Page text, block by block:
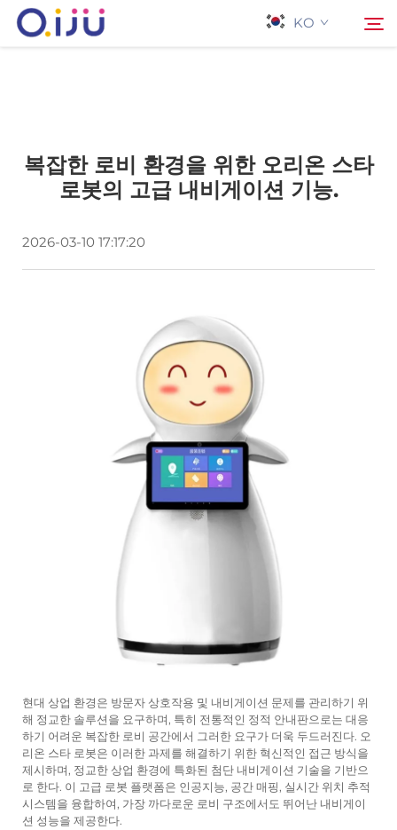
KO
회사 소개
응용 프로그램
복잡한 로비 환경을 위한 오리온 스타
로봇의 고급 내비게이션 기능.
2026-03-10 17:17:20
현대 상업 환경은 방문자 상호작용 및 내비게이션 문제를 관리하기 위
해 정교한 솔루션을 요구하며, 특히 전통적인 정적 안내판으로는 대응
하기 어려운 복잡한 로비 공간에서 그러한 요구가 더욱 두드러진다. 오
리온 스타 로봇은 이러한 과제를 해결하기 위한 혁신적인 접근 방식을
제시하며, 정교한 상업 환경에 특화된 첨단 내비게이션 기술을 기반으
로 한다. 이 고급 로봇 플랫폼은 인공지능, 공간 매핑, 실시간 위치 추적
시스템을 융합하여, 가장 까다로운 로비 구조에서도 뛰어난 내비게이
션 성능을 제공한다.